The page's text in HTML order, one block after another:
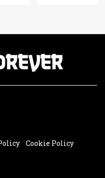
Cookie Policy